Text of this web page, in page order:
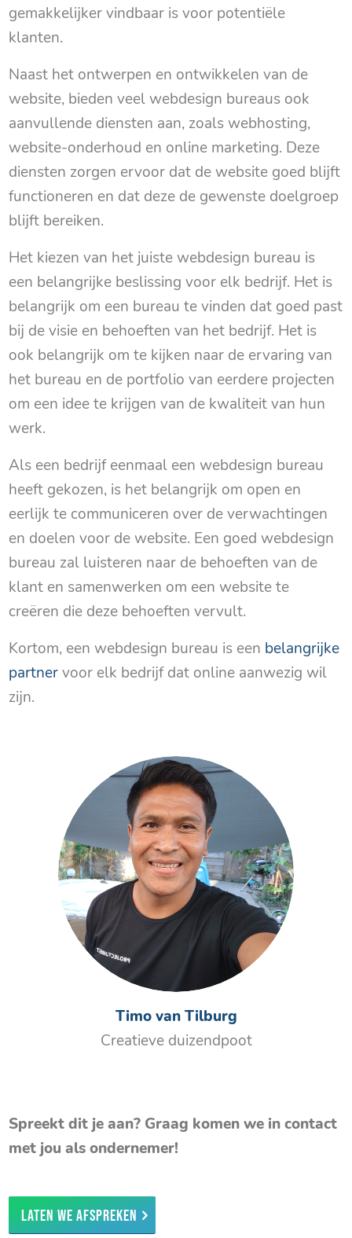
gemakkelijker vindbaar is voor potentiële
klanten.
Naast het ontwerpen en ontwikkelen van de
website, bieden veel webdesign bureaus ook
aanvullende diensten aan, zoals webhosting,
website-onderhoud en online marketing. Deze
diensten zorgen ervoor dat de website goed blijft
functioneren en dat deze de gewenste doelgroep
blijft bereiken.
Het kiezen van het juiste webdesign bureau is
een belangrijke beslissing voor elk bedrijf. Het is
belangrijk om een bureau te vinden dat goed past
bij de visie en behoeften van het bedrijf. Het is
ook belangrijk om te kijken naar de ervaring van
het bureau en de portfolio van eerdere projecten
om een idee te krijgen van de kwaliteit van hun
werk.
Als een bedrijf eenmaal een webdesign bureau
heeft gekozen, is het belangrijk om open en
eerlijk te communiceren over de verwachtingen
en doelen voor de website. Een goed webdesign
bureau zal luisteren naar de behoeften van de
klant en samenwerken om een website te
creëren die deze behoeften vervult.
Kortom, een webdesign bureau is een belangrijke
partnervoor elk bedrijf dat online aanwezig wil
zijn.
Timo van Tilburg
Creatieve duizendpoot
Spreekt dit je aan? Graag komen we in contact
met jou als ondernemer!
Laten we afspreken